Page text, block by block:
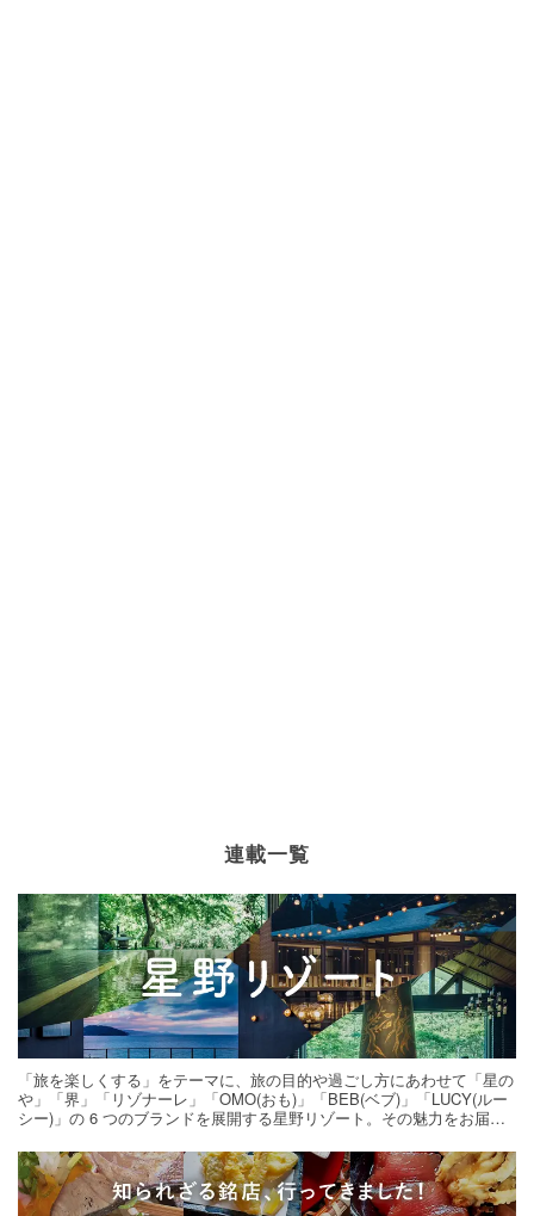
連載一覧
「旅を楽しくする」をテーマに、旅の目的や過ごし方にあわせて「星の
や」「界」「リゾナーレ」「OMO(おも)」「BEB(ベブ)」「LUCY(ルー
シー)」の 6 つのブランドを展開する星野リゾート。その魅力をお届け